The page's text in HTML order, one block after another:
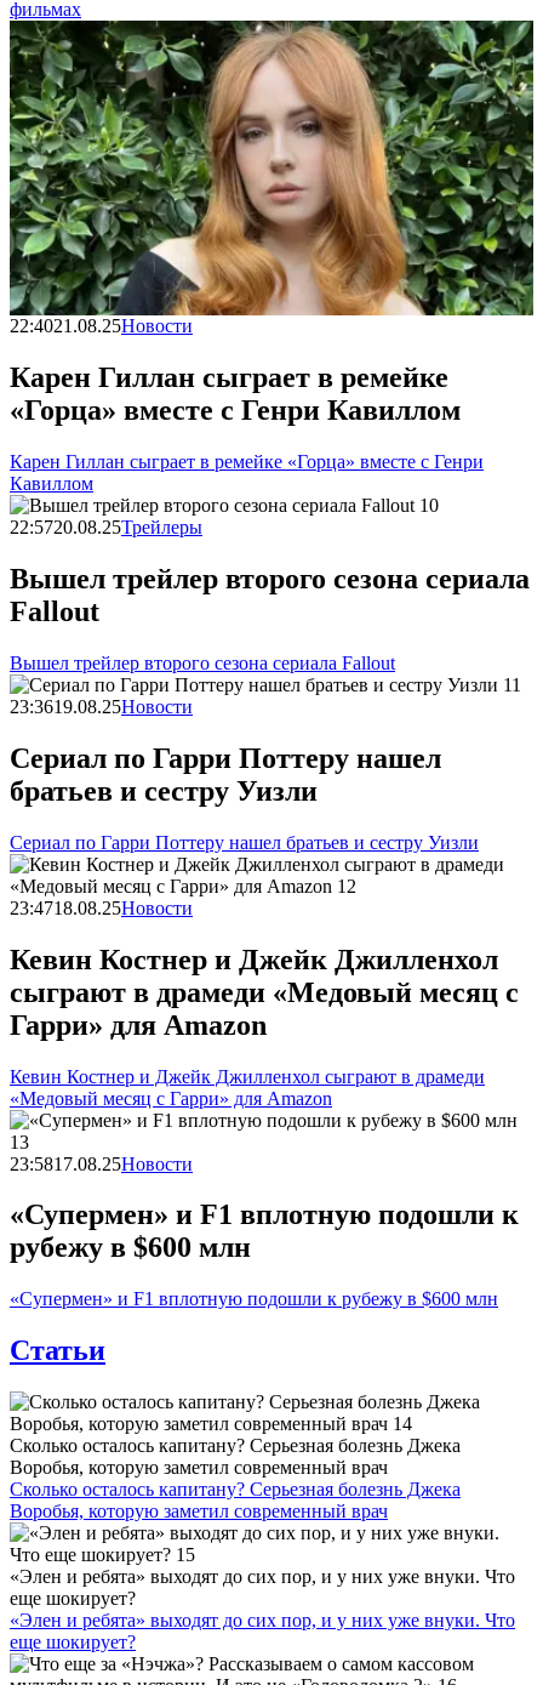
фильмах
22:4021.08.25Новости
Карен Гиллан сыграет в ремейке
«Горца» вместе с Генри Кавиллом
Карен Гиллан сыграет в ремейке «Горца» вместе с Генри
Кавиллом
22:5720.08.25Трейлеры
Вышел трейлер второго сезона сериала
Fallout
Вышел трейлер второго сезона сериала Fallout
23:3619.08.25Новости
Сериал по Гарри Поттеру нашел
братьев и сестру Уизли
Сериал по Гарри Поттеру нашел братьев и сестру Уизли
23:4718.08.25Новости
Кевин Костнер и Джейк Джилленхол
сыграют в драмеди «Медовый месяц с
Гарри» для Amazon
Кевин Костнер и Джейк Джилленхол сыграют в драмеди
«Медовый месяц с Гарри» для Amazon
23:5817.08.25Новости
«Супермен» и F1 вплотную подошли к
рубежу в $600 млн
«Супермен» и F1 вплотную подошли к рубежу в $600 млн
Статьи
Сколько осталось капитану? Серьезная болезнь Джека
Воробья, которую заметил современный врач
Сколько осталось капитану? Серьезная болезнь Джека
Воробья, которую заметил современный врач
«Элен и ребята» выходят до сих пор, и у них уже внуки. Что
еще шокирует?
«Элен и ребята» выходят до сих пор, и у них уже внуки. Что
еще шокирует?